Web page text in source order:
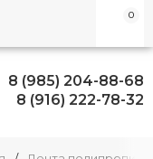
0
8 (985) 204-88-68
8 (916) 222-78-32